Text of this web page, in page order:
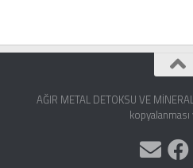
AĞIR METAL DETOKSU VE
kopyalanması